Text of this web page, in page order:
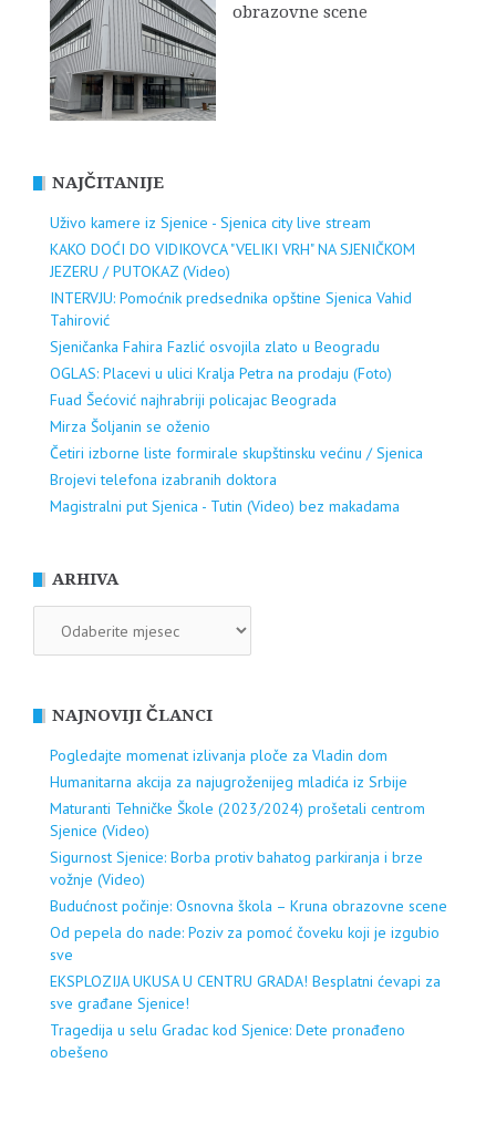
obrazovne scene
NAJČITANIJE
Uživo kamere iz Sjenice - Sjenica city live stream
KAKO DOĆI DO VIDIKOVCA "VELIKI VRH" NA SJENIČKOM
JEZERU / PUTOKAZ (Video)
INTERVJU: Pomoćnik predsednika opštine Sjenica Vahid
Tahirović
Sjeničanka Fahira Fazlić osvojila zlato u Beogradu
OGLAS: Placevi u ulici Kralja Petra na prodaju (Foto)
Fuad Šećović najhrabriji policajac Beograda
Mirza Šoljanin se oženio
Četiri izborne liste formirale skupštinsku većinu / Sjenica
Brojevi telefona izabranih doktora
Magistralni put Sjenica - Tutin (Video) bez makadama
ARHIVA
NAJNOVIJI ČLANCI
Pogledajte momenat izlivanja ploče za Vladin dom
Humanitarna akcija za najugroženijeg mladića iz Srbije
Maturanti Tehničke Škole (2023/2024) prošetali centrom
Sjenice (Video)
Sigurnost Sjenice: Borba protiv bahatog parkiranja i brze
vožnje (Video)
Budućnost počinje: Osnovna škola – Kruna obrazovne scene
Od pepela do nade: Poziv za pomoć čoveku koji je izgubio
sve
EKSPLOZIJA UKUSA U CENTRU GRADA! Besplatni ćevapi za
sve građane Sjenice!
Tragedija u selu Gradac kod Sjenice: Dete pronađeno
obešeno